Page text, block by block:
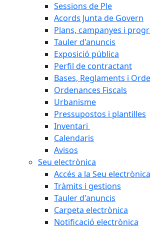
Sessions de Ple
Acords Junta de Govern
Plans, campanyes i
Tauler d'anuncis
Exposició pública
Perfil de contractant
Bases, Reglaments i
Ordenances Fiscals
Urbanisme
Pressupostos i plantilles
Inventari
Calendaris
Avisos
Seu electrònica
Accés a la Seu electrònica
Tràmits i gestions
Tauler d'anuncis
Carpeta electrònica
Notificació electrònica